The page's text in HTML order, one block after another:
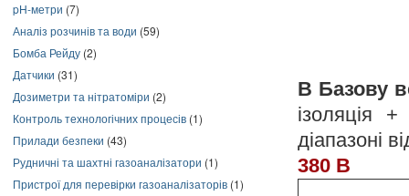
pH-метри (7)
Аналіз розчинів та води (59)
Бомба Рейду (2)
Датчики (31)
Дозиметри та нітратоміри (2)
Контроль технологічних процесів (1)
Прилади безпеки (43)
Рудничні та шахтні газоаналізатори (1)
Пристрої для перевірки газоаналізаторів (1)
В Базову
ізоляція
діапазоні
380 В